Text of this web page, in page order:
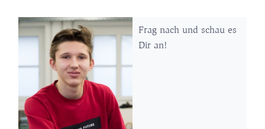
Frag nach und schau es
Dir an!